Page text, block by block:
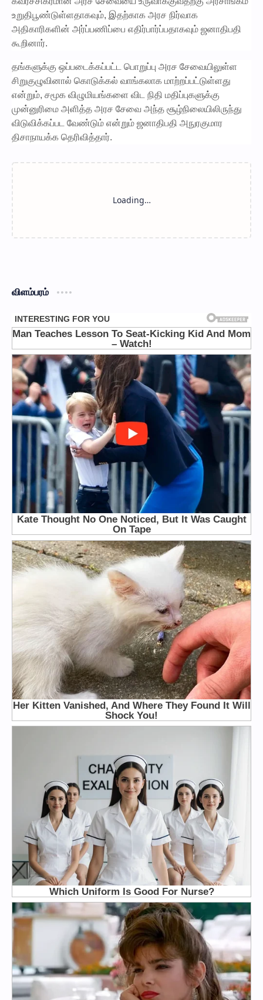
உறுதிபூண்டுள்ளதாகவும், இதற்காக அரச நிர்வாக
அதிகாரிகளின் அர்ப்பணிப்பை எதிர்பார்ப்பதாகவும் ஜனாதிபதி
கூறினார்.
தங்களுக்கு ஒப்படைக்கப்பட்ட பொறுப்பு அரச சேவையிலுள்ள
சிறுகுழுவினால் கொடுக்கல் வாங்கலாக மாற்றப்பட்டுள்ளது
என்றும், சமூக விழுமியங்களை விட நிதி மதிப்புகளுக்கு
முன்னுரிமை அளித்த அரச சேவை அந்த சூழ்நிலையிலிருந்து
விடுவிக்கப்பட வேண்டும் என்றும் ஜனாதிபதி அநுரகுமார
திசாநாயக்க தெரிவித்தார்.
விளம்பரம்